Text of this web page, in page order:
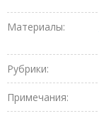
Материалы:
Рубрики:
Примечания: